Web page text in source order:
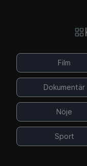
Film
Dokumentär
Nöje
Sport